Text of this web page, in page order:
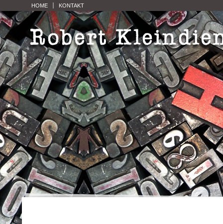
HOME KONTAKT